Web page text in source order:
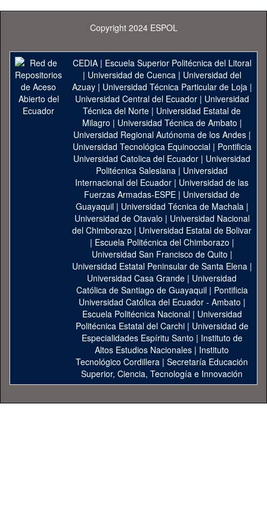
Copyright 2024 ESPOL
CEDIA| Escuela Superior Politécnica del Litoral
| Universidad de Cuenca| Universidad del
Azuay| Universidad Técnica Particular de Loja|
Universidad Central del Ecuador| Universidad
Técnica del Norte | Universidad Estatal de
Milagro | Universidad Técnica de Ambato |
Universidad Regional Autónoma de los Andes|
Universidad Tecnológica Equinoccial| Pontificia
Universidad Catolica del Ecuador | Universidad
Politécnica Salesiana | Universidad
Internacional del Ecuador | Universidad de las
Fuerzas Armadas-ESPE | Universidad de
Guayaquil| Universidad Técnica de Machala|
Universidad de Otavalo | Universidad Nacional
del Chimborazo | Universidad Estatal de Bolivar
| Escuela Politécnica del Chimborazo |
Universidad San Francisco de Quito |
Universidad Estatal Peninsular de Santa Elena|
Universidad Casa Grande | Universidad
Católica de Santiago de Guayaquil| Pontificia
Universidad Católica del Ecuador - Ambato |
Escuela Politécnica Nacional| Universidad
Politécnica Estatal del Carchi| Universidad de
Especialidades Espíritu Santo | Instituto de
Altos Estudios Nacionales | Instituto
Tecnológico Cordillera | Secretaría Educación
Superior, Ciencia, Tecnología e Innovación